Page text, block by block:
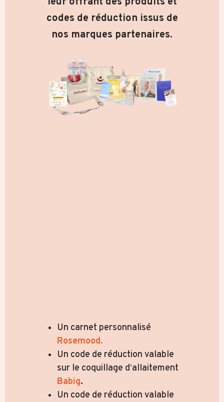
codes de réduction issus de
nos marques partenaires.
Un carnet personnalisé
Rosemood.
Un code de réduction valable
sur le coquillage d’allaitement
Babig.
Un code de réduction valable